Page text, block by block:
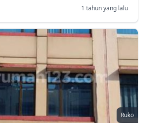
1 tahun yang lalu
Ruko